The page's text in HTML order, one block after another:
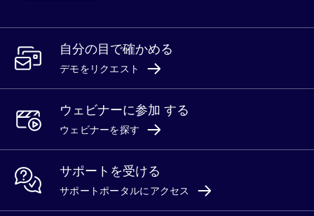
自分の目で確かめる
デモをリクエスト
ウェビナーに参加 する
ウェビナーを探す
サポートを受ける
サポートポータルにアクセス